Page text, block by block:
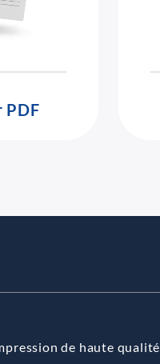
PDF
de haute qualité